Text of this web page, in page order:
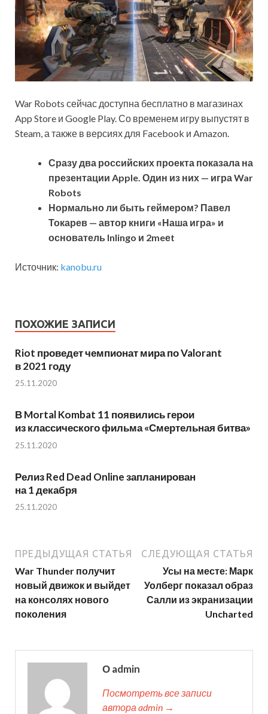
War Robots сейчас доступна бесплатно в магазинах
App Store и Google Play. Со временем игру выпустят в
Steam, а также в версиях для Facebook и Amazon.
Сразу два российских проекта показала на
презентации Apple. Один из них — игра War
Robots
Нормально ли быть геймером? Павел
Токарев — автор книги «Наша игра» и
основатель Inlingo и 2meеt
Источник: kanobu.ru
ПОХОЖИЕ ЗАПИСИ
Riot проведет чемпионат мира по Valorant
в 2021 году
25.11.2020
В Mortal Kombat 11 появились герои
из классического фильма «Смертельная битва»
25.11.2020
Релиз Red Dead Online запланирован
на 1 декабря
25.11.2020
ПРЕДЫДУЩАЯ СТАТЬЯ
War Thunder получит
новый движок и выйдет
на консолях нового
поколения
СЛЕДУЮЩАЯ СТАТЬЯ
Усы на месте: Марк
Уолберг показал образ
Салли из экранизации
Uncharted
О admin
Посмотреть все записи
автора admin →